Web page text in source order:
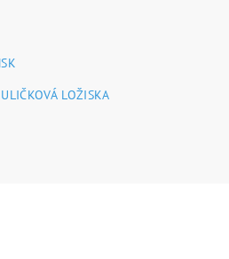
LOŽISKA